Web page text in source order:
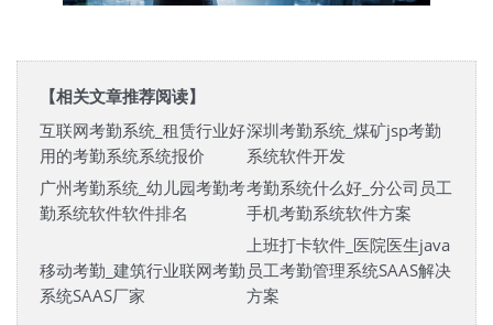
【相关文章推荐阅读】
互联网考勤系统_租赁行业好
用的考勤系统系统报价
深圳考勤系统_煤矿jsp考勤
系统软件开发
广州考勤系统_幼儿园考勤考
勤系统软件软件排名
考勤系统什么好_分公司员工
手机考勤系统软件方案
移动考勤_建筑行业联网考勤
系统SAAS厂家
上班打卡软件_医院医生java
员工考勤管理系统SAAS解决
方案